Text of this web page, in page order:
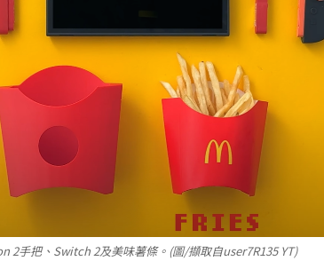
2手把、Switch 2及美味薯條。(圖/擷取自user7R135 YT)